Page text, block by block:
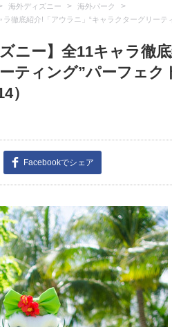
海外ディズニー > 海外パーク >
ラ徹底紹介!「アウラニ」“キャラクターグリー
ニー】全11キャラ徹
ティング”パーフェク
）
Facebookでシェア